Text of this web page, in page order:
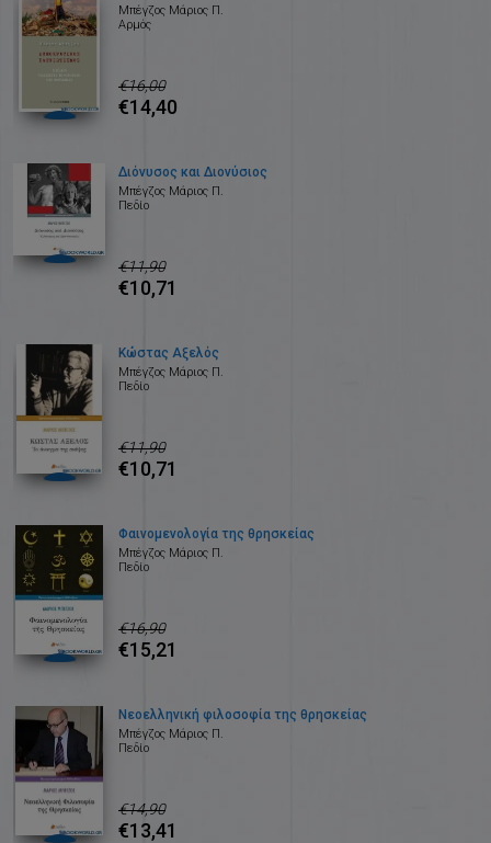
Μπέγζος Μάριος Π.
Αρμός
€16,00
€14,40
Διόνυσος και Διονύσιος
Μπέγζος Μάριος Π.
Πεδίο
€11,90
€10,71
Κώστας Αξελός
Μπέγζος Μάριος Π.
Πεδίο
€11,90
€10,71
Φαινομενολογία της θρησκείας
Μπέγζος Μάριος Π.
Πεδίο
€16,90
€15,21
Νεοελληνική φιλοσοφία της θρησκείας
Μπέγζος Μάριος Π.
Πεδίο
€14,90
€13,41